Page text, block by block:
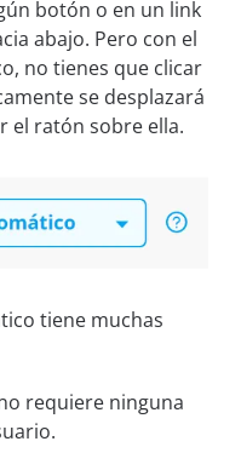
botón o en un link
abajo. Pero con el
no tienes que clicar
se desplazará
el ratón sobre ella.
tiene muchas
requiere ninguna